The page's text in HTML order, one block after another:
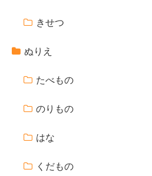
きせつ
ぬりえ
たべもの
のりもの
はな
くだもの